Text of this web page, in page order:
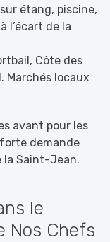
étang, piscine,
l’écart de la
Côte des
Marchés locaux
avant pour les
demande
la Saint-Jean.
le
Nos Chefs